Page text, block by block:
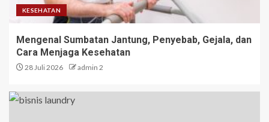
KESEHATAN
Mengenal Sumbatan Jantung, Penyebab, Gejala, dan
Cara Menjaga Kesehatan
28 Juli 2026 admin 2